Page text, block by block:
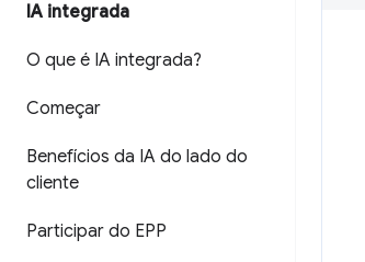
IA integrada
O que é IA integrada?
Começar
Benefícios da IA do lado do
cliente
Participar do EPP